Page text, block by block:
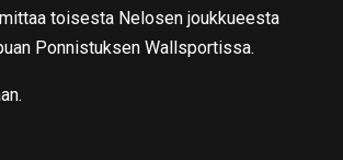
toisesta Nelosen joukkueesta
Ponnistuksen Wallsportissa.